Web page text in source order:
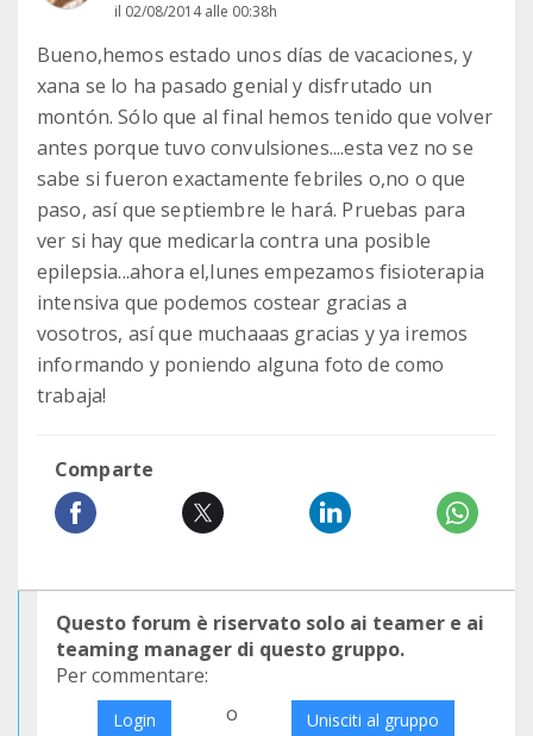
il 02/08/2014 alle 00:38h
Bueno,hemos estado unos días de vacaciones, y
xana se lo ha pasado genial y disfrutado un
montón. Sólo que al final hemos tenido que volver
antes porque tuvo convulsiones....esta vez no se
sabe si fueron exactamente febriles o,no o que
paso, así que septiembre le hará. Pruebas para
ver si hay que medicarla contra una posible
epilepsia...ahora el,lunes empezamos fisioterapia
intensiva que podemos costear gracias a
vosotros, así que muchaaas gracias y ya iremos
informando y poniendo alguna foto de como
trabaja!
Comparte
Questo forum è riservato solo ai teamer e ai
teaming manager di questo gruppo.
Per commentare:
Login o Unisciti al gruppo